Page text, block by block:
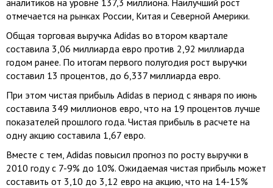
аналитиков на уровне 137,3 миллиона. Наилучший рост
отмечается на рынках России, Китая и Северной Америки.
Общая торговая выручка Adidas во втором квартале
составила 3,06 миллиарда евро против 2,92 миллиарда
годом ранее. По итогам первого полугодия рост выручки
составил 13 процентов, до 6,337 миллиарда евро.
При этом чистая прибыль Adidas в период с января по июнь
составила 349 миллионов евро, что на 19 процентов лучше
показателей прошлого года. Чистая прибыль в расчете на
одну акцию составила 1,67 евро.
Вместе с тем, Adidas повысил прогноз по росту выручки в
2010 году с 7-9% до 10%. Ожидаемая чистая прибыль может
составить от 3,10 до 3,12 евро на акцию, что на 14-15%